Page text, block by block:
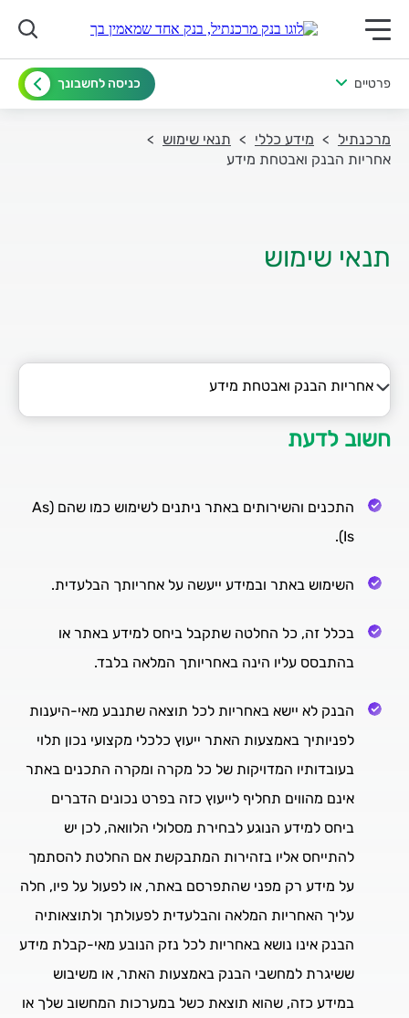
תפריט ראשי לנייד
פרטיים כניסה לחשבונך
מרכנתיל מידע כללי
תנאי שימוש
אחריות הבנק ואבטחת מידע
אחריות הבנק ואבטחת מידע
מידע ושירותים באתר
אחריות הבנק ואבטחת מידע
חשוב לדעת
התכנים והשירותים באתר ניתנים לשימוש כמו שהם (As
Is).
השימוש באתר ובמידע ייעשה על אחריותך הבלעדית.
בכלל זה, כל החלטה שתקבל ביחס למידע באתר או
בהתבסס עליו הינה באחריותך המלאה בלבד.
הבנק לא יישא באחריות לכל תוצאה שתנבע מאי-היענות
לפניותיך באמצעות האתר ייעוץ כלכלי מקצועי נכון תלוי
בעובדותיו המדויקות של כל מקרה ומקרה התכנים באתר
אינם מהווים תחליף לייעוץ כזה בפרט נכונים הדברים
ביחס למידע הנוגע לבחירת מסלולי הלוואה, לכן יש
להתייחס אליו בזהירות המתבקשת אם החלטת להסתמך
על מידע רק מפני שהתפרסם באתר, או לפעול על פיו, חלה
עליך האחריות המלאה והבלעדית לפעולתך ולתוצאותיה
הבנק אינו נושא באחריות לכל נזק הנובע מאי-קבלת מידע
ששיגרת למחשבי הבנק באמצעות האתר, או משיבוש
במידע כזה, שהוא תוצאת כשל במערכות המחשוב שלך או